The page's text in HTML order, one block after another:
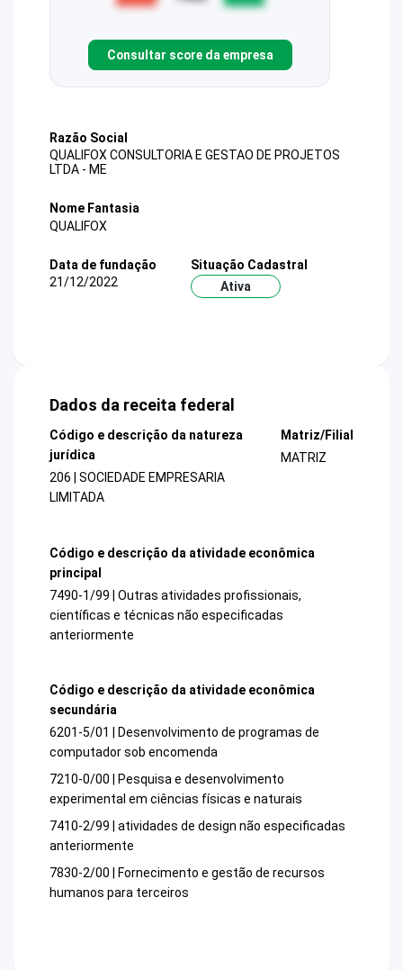
Consultar score da empresa
Razão Social
QUALIFOX CONSULTORIA E GESTAO DE PROJETOS
LTDA - ME
Nome Fantasia
QUALIFOX
Data de fundação
21/12/2022
Situação Cadastral
Ativa
Dados da receita federal
Código e descrição da natureza
jurídica
206 | SOCIEDADE EMPRESARIA
LIMITADA
Matriz/Filial
MATRIZ
Código e descrição da atividade econômica
principal
7490-1/99 | Outras atividades profissionais,
científicas e técnicas não especificadas
anteriormente
Código e descrição da atividade econômica
secundária
6201-5/01 | Desenvolvimento de programas de
computador sob encomenda
7210-0/00 | Pesquisa e desenvolvimento
experimental em ciências físicas e naturais
7410-2/99 | atividades de design não especificadas
anteriormente
7830-2/00 | Fornecimento e gestão de recursos
humanos para terceiros